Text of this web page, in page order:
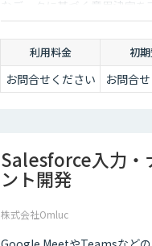
なデータに基づく意思決定を
利用料金 初
お問合せください お問合
Salesforce入力・
ント開発
株式会社Omluc